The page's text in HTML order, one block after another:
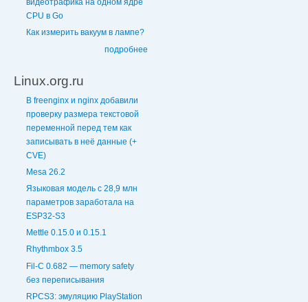
видеотрафика на одном ядре
CPU в Go
Как измерить вакуум в лампе?
подробнее
Linux.org.ru
В freenginx и nginx добавили
проверку размера текстовой
переменной перед тем как
записывать в неё данные (+
CVE)
Mesa 26.2
Языковая модель с 28,9 млн
параметров заработала на
ESP32-S3
Mettle 0.15.0 и 0.15.1
Rhythmbox 3.5
Fil-C 0.682 — memory safety
без переписывания
RPCS3: эмуляцию PlayStation